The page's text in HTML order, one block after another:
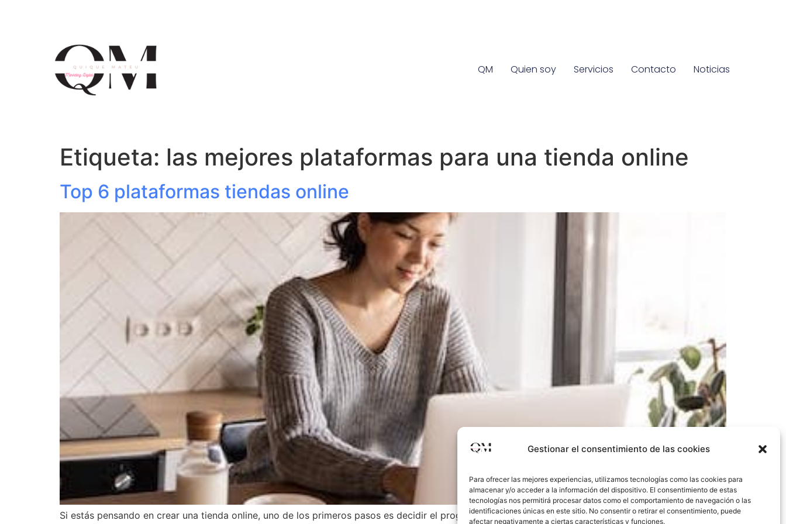
Gestionar el consentimiento de las cookies
Para ofrecer las mejores experiencias, utilizamos tecnologías como las cookies para
almacenar y/o acceder a la información del dispositivo. El consentimiento de estas
tecnologías nos permitirá procesar datos como el comportamiento de navegación o las
identificaciones únicas en este sitio. No consentir o retirar el consentimiento, puede
afectar negativamente a ciertas características y funciones.
QM Quien soy Servicios Contacto Noticias
Etiqueta: las mejores plataformas para una tienda online
Top 6 plataformas tiendas online
Si estás pensando en crear una tienda online, uno de los primeros pasos es decidir el programa que utilizarás para la creación del ecommerce. Te